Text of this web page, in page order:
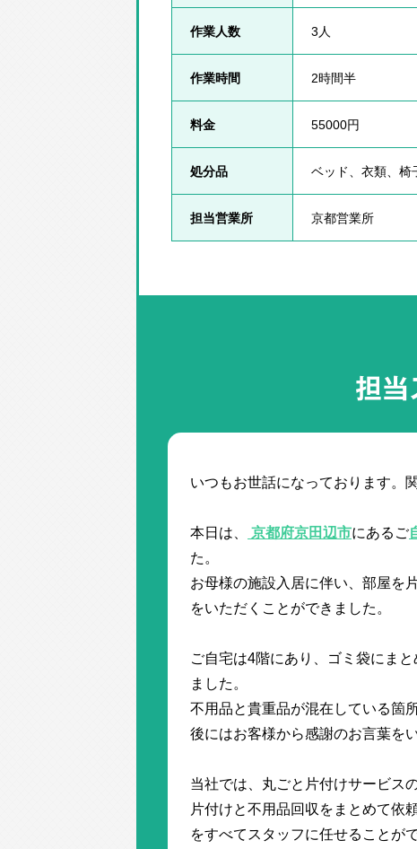
作業人数 3人
作業時間 2時間半
料金 55000円
処分品 ベッド、衣類、椅
担当営業所 京都営業所
担当
いつもお世話になっております。
本日は、 京都府京田辺市にあるご
た。
お母様の施設入居に伴い、部屋を
をいただくことができました。
ご自宅は4階にあり、ゴミ袋にま
ました。
不用品と貴重品が混在している箇
後にはお客様から感謝のお言葉を
当社では、丸ごと片付けサービス
片付けと不用品回収をまとめて依
をすべてスタッフに任せることがで